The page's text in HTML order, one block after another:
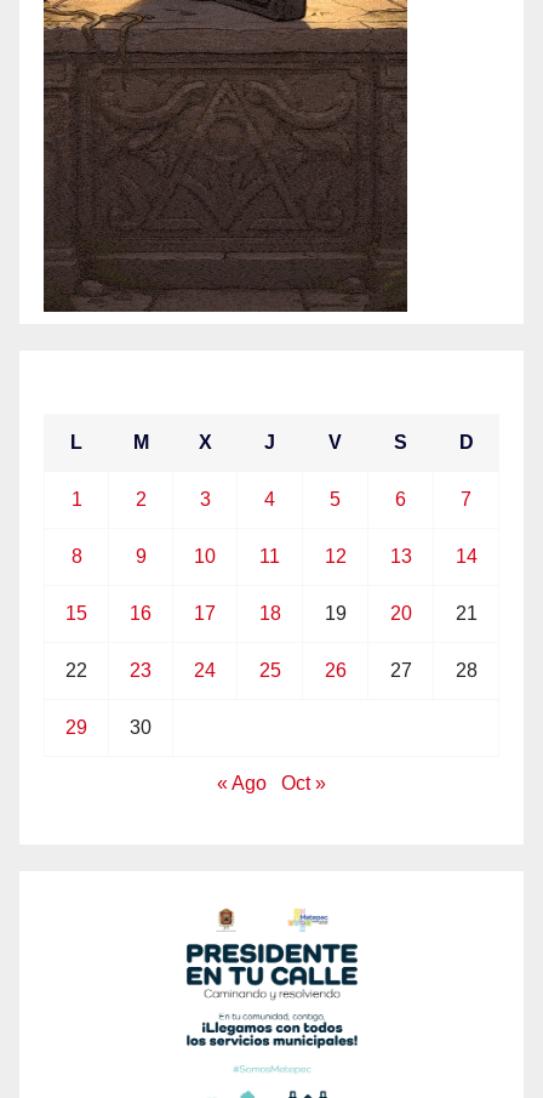
L M X J V S D
1 2 3 4 5 6 7
8 9 10 11 12 13 14
15 16 17 18 19 20 21
22 23 24 25 26 27 28
29 30
« Ago Oct »